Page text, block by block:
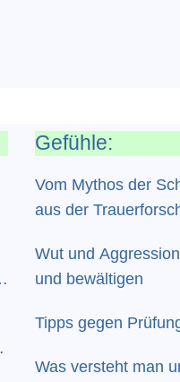
Gefühle:
Vom Mythos der
aus der
Wut und
und bewältigen
Tipps gegen
Was versteht man